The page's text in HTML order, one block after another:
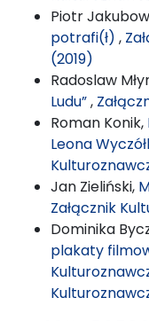
Piotr
potrafi(ł) ,
(2019)
Radoslaw
Ludu”,
Roman Konik,
Leona
Jan Zieliński,
Załącznik
Dominika
plakaty